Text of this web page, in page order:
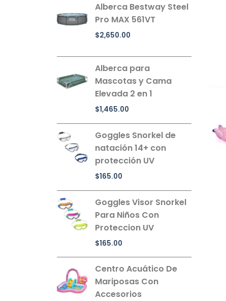
Alberca Bestway Steel
Pro MAX 561VT
$2,650.00
Alberca para
Mascotas y Cama
Elevada 2 en 1
$1,465.00
Goggles Snorkel de
natación 14+ con
protección UV
$165.00
Goggles Visor Snorkel
Para Niños Con
Proteccion UV
$165.00
Centro Acuático De
Mariposas Con
Accesorios